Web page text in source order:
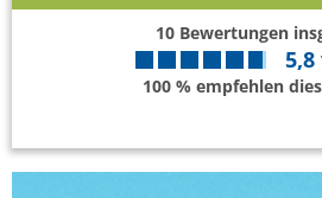
10Bewertungen
5,8
100 % empfehlen